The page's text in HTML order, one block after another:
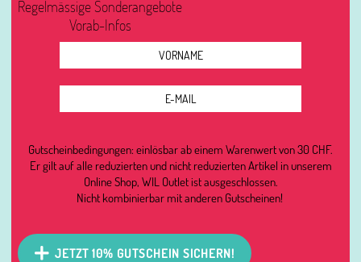
Regelmässige Sonderangebote
Vorab-Infos
Gutscheinbedingungen: einlösbar ab einem Warenwert von 30 CHF.
Er gilt auf alle reduzierten und nicht reduzierten Artikel in unserem
Online Shop, WIL Outlet ist ausgeschlossen.
Nicht kombinierbar mit anderen Gutscheinen!
JETZT 10% GUTSCHEIN SICHERN!